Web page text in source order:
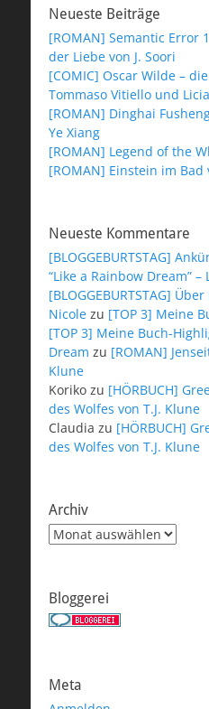
Neueste Beiträge
[ROMAN] Semantic Error
der Liebe von J. Soori
[COMIC] Oscar Wilde –
Tommaso Vitiello und
[ROMAN] Dinghai
Ye Xiang
[ROMAN] Legend of the
[ROMAN] Einstein im
Neueste Kommentare
[BLOGGEBURTSTAG]
“Like a Rainbow Dream” –
[BLOGGEBURTSTAG]
Nicole zu [TOP 3] Meine
[TOP 3] Meine Buch-
Dream zu [ROMAN]
Klune
Koriko zu [HÖRBUCH]
des Wolfes von T.J. Klune
Claudia zu [HÖRBUCH]
des Wolfes von T.J. Klune
Archiv
Archiv
Bloggerei
Meta